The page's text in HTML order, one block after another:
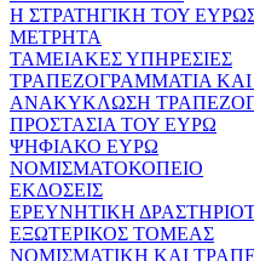
Η ΣΤΡΑΤΗΓΙΚΗ ΤΟΥ
ΜΕΤΡΗΤΑ
ΤΑΜΕΙΑΚΕΣ ΥΠΗΡΕΣΙΕΣ
ΤΡΑΠΕΖΟΓΡΑΜΜΑΤΙΑ
ΑΝΑΚΥΚΛΩΣΗ
ΠΡΟΣΤΑΣΙΑ ΤΟΥ ΕΥΡΩ
ΨΗΦΙΑΚΟ ΕΥΡΩ
ΝΟΜΙΣΜΑΤΟΚΟΠΕΙΟ
ΕΚΔΟΣΕΙΣ
ΕΡΕΥΝΗΤΙΚΗ
ΕΞΩΤΕΡΙΚΟΣ ΤΟΜΕΑΣ
ΝΟΜΙΣΜΑΤΙΚΗ ΚΑΙ